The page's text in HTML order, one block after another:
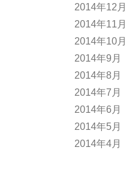
2014年12月
2014年11月
2014年10月
2014年9月
2014年8月
2014年7月
2014年6月
2014年5月
2014年4月